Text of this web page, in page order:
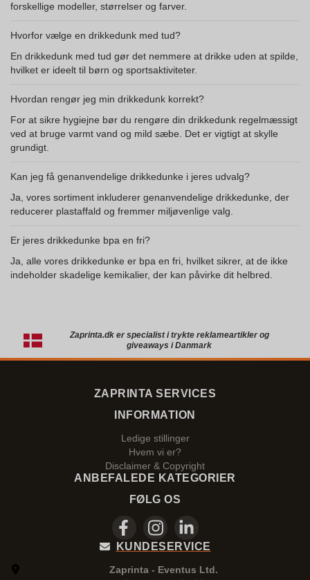
forskellige modeller, størrelser og farver.
Hvorfor vælge en drikkedunk med tud?
En drikkedunk med tud gør det nemmere at drikke uden at spilde,
hvilket er ideelt til børn og sportsaktiviteter.
Hvordan rengør jeg min drikkedunk korrekt?
For at sikre hygiejne bør du rengøre din drikkedunk regelmæssigt
ved at bruge varmt vand og mild sæbe. Det er vigtigt at skylle
grundigt.
Kan jeg få genanvendelige drikkedunke i jeres udvalg?
Ja, vores sortiment inkluderer genanvendelige drikkedunke, der
reducerer plastaffald og fremmer miljøvenlige valg.
Er jeres drikkedunke bpa en fri?
Ja, alle vores drikkedunke er bpa en fri, hvilket sikrer, at de ikke
indeholder skadelige kemikalier, der kan påvirke dit helbred.
Zaprinta.dk er specialist i trykte reklameartikler og
giveaways i Danmark
ZAPRINTA SERVICES
INFORMATION
Ledige stillinger
Hvem vi er?
Disclaimer & Copyright
ANBEFALEDE KATEGORIER
FØLG OS
KUNDESERVICE
Zaprinta - Eventus Ltd.